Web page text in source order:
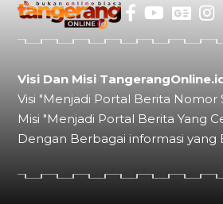
Visi Dan Misi
Visi "Menjadi Portal Berita Nomor
Misi "Menjadi Portal Berita Yang
Dengan Berbagai informasi yang